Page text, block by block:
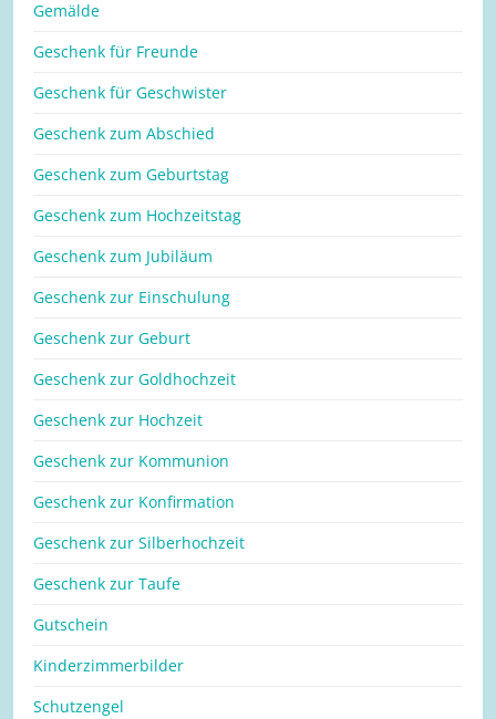
Gemälde
Geschenk für Freunde
Geschenk für Geschwister
Geschenk zum Abschied
Geschenk zum Geburtstag
Geschenk zum Hochzeitstag
Geschenk zum Jubiläum
Geschenk zur Einschulung
Geschenk zur Geburt
Geschenk zur Goldhochzeit
Geschenk zur Hochzeit
Geschenk zur Kommunion
Geschenk zur Konfirmation
Geschenk zur Silberhochzeit
Geschenk zur Taufe
Gutschein
Kinderzimmerbilder
Schutzengel